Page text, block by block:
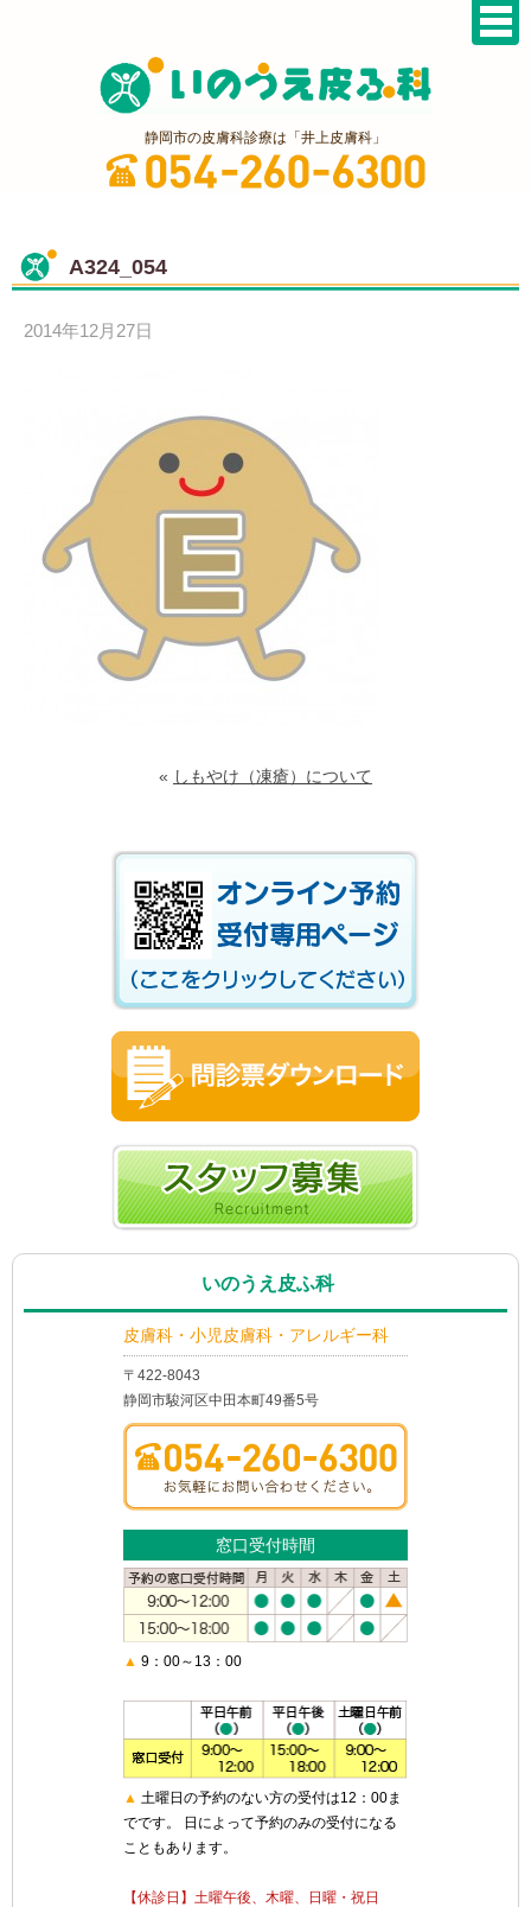
静岡市の皮膚科診療は「井上皮膚科」
A324_054
2014年12月27日
« しもやけ（凍瘡）について
いのうえ皮ふ科
皮膚科・小児皮膚科・アレルギー科
〒422-8043
静岡市駿河区中田本町49番5号
窓口受付時間
▲ 9：00～13：00
▲ 土曜日の予約のない方の受付は12：00ま
でです。 日によって予約のみの受付になる
こともあります。
【休診日】土曜午後、木曜、日曜・祝日